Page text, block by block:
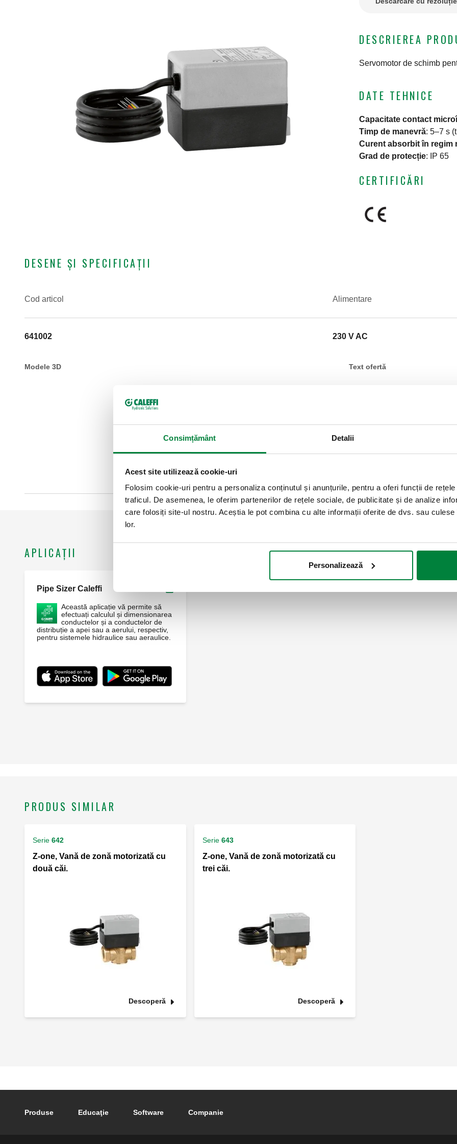
Consimțământ Detalii
Acest site utilizează cookie-uri
Folosim cookie-uri pentru a personaliza conținutul și anunțurile, pentru a oferi funcții de
traficul. De asemenea, le oferim partenerilor de rețele sociale, de publicitate și de analize
care folosiți site-ul nostru. Aceștia le pot combina cu alte informații oferite de dvs. sau
lor.
Personalizează
DESCRIEREA
Servomotor de schimb
DATE TEHNICE
Capacitate contact
Timp de manevră: 5–7 s
Curent absorbit în regim
Grad de protecție: IP 65
CERTIFICĂRI
DESENE ȘI SPECIFICAȚII
Cod articol Alimentare
641002 230 V AC
Modele 3D Text ofertă
SCIP code
APLICAȚII
Pipe Sizer Caleffi
Această aplicație vă permite să
efectuați calculul și dimensionarea
conductelor și a conductelor de
distribuție a apei sau a aerului, respectiv,
pentru sistemele hidraulice sau aeraulice.
PRODUS SIMILAR
Serie 642
Z-one, Vană de zonă motorizată cu
două căi.
Descoperă
Serie 643
Z-one, Vană de zonă motorizată cu
trei căi.
Descoperă
Footer main navigation
Produse Educaţie Software Companie